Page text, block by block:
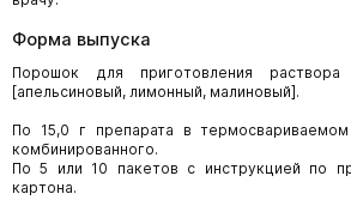
Форма выпуска
Порошок для приготовления
[апельсиновый, лимонный, малиновый].
По 15,0 г препарата в
комбинированного.
По 5 или 10 пакетов с инструкцией по
картона.